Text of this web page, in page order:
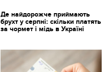
Де найдорожче приймають
брухт у серпні: скільки платять
за чормет і мідь в Україні